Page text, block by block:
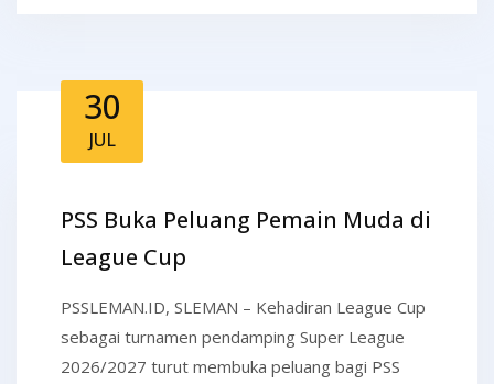
30
JUL
PSS Buka Peluang Pemain Muda di
League Cup
PSSLEMAN.ID, SLEMAN – Kehadiran League Cup
sebagai turnamen pendamping Super League
2026/2027 turut membuka peluang bagi PSS